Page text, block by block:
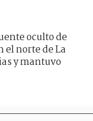
oculto de
el norte de La
y mantuvo